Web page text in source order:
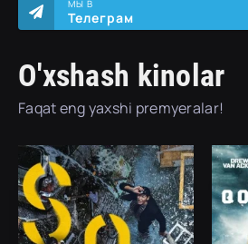
O'xshash kinolar
Faqat eng yaxshi premyeralar!
МЫ В
Телеграм